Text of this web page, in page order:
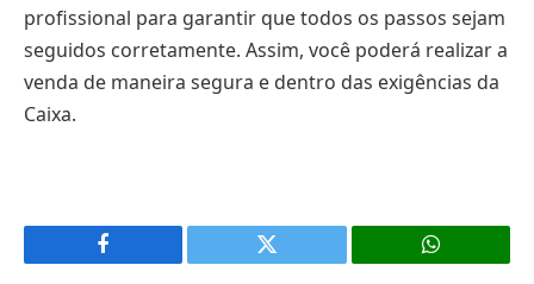
profissional para garantir que todos os passos sejam
seguidos corretamente. Assim, você poderá realizar a
venda de maneira segura e dentro das exigências da
Caixa.
Facebook
X